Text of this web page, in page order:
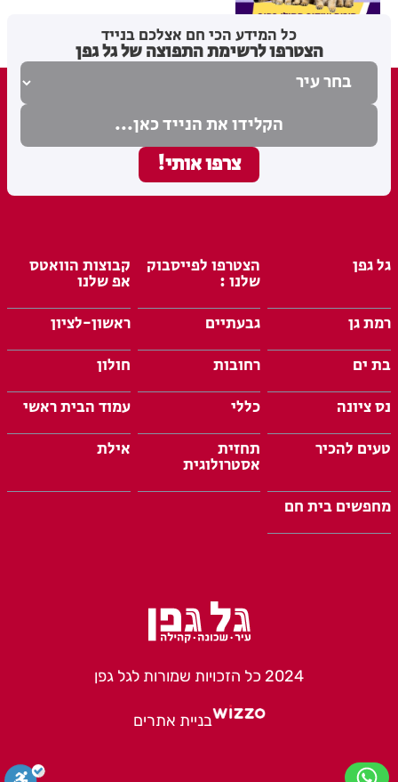
כל המידע הכי חם אצלכם בנייד
הצטרפו לרשימת התפוצה של גל גפן
גל גפן הצטרפו לפייסבוק
שלנו :
קבוצות הוואטס
אפ שלנו
רמת גן
גבעתיים
ראשון-לציון
בת ים
רחובות
חולון
נס ציונה
כללי
עמוד הבית ראשי
טעים להכיר
תחזית
אסטרולוגית
אילת
מחפשים בית חם
2024 כל הזכויות שמורות לגל גפן
בניית אתרים